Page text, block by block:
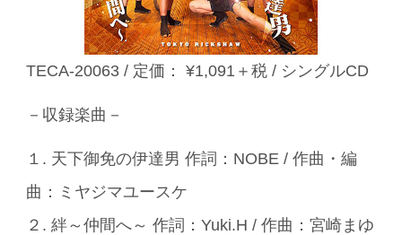
TECA-20063 / 定価： ¥1,091＋税 / シングルCD
－収録楽曲－
１. 天下御免の伊達男 作詞：NOBE / 作曲・編
曲：ミヤジマユースケ
２. 絆～仲間へ～ 作詞：Yuki.H / 作曲：宮崎まゆ